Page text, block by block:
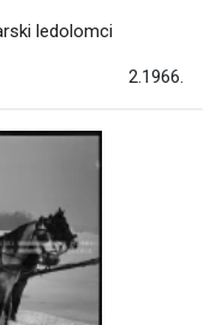
ledolomci
2.1966.